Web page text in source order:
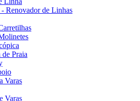
Renovador de Linhas
de Praia
Varas
Varas